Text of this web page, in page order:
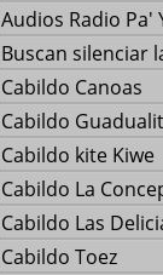
Audios Radio Pa'
Buscan silenciar
Cabildo Canoas
Cabildo
Cabildo kite Kiwe
Cabildo La
Cabildo Las
Cabildo Toez